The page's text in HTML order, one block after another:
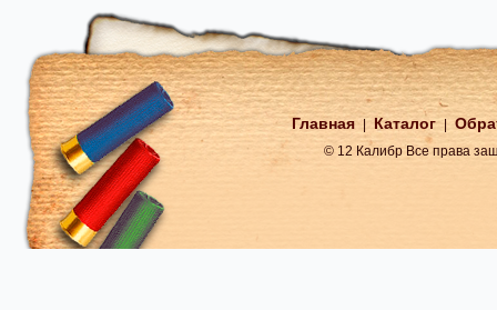
Главная Каталог
© 12 Калибр Все права